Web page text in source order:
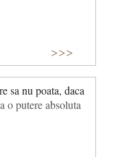
>>>
sa nu poata, daca
o putere absoluta